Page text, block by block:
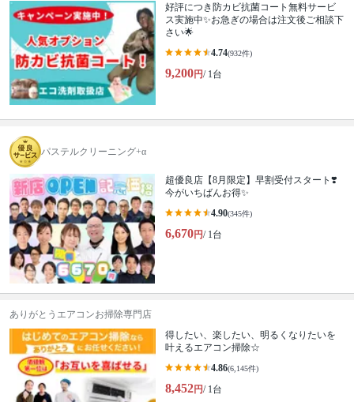
好評につき防カビ抗菌コート無料サービ
ス実施中✨お急ぎの場合は注文後ご相談下
さい🌟
4.74(932件)
9,200円/ 1台
パステルクリーニング+α
超優良店【8月限定】早割受付スタート❣️
今がいちばんお得✨
4.90(345件)
6,670円/ 1台
ありがとうエアコンお掃除専門店
得したい、楽したい、明るくなりたいを
叶えるエアコン掃除☆
4.86(6,145件)
8,452円/ 1台